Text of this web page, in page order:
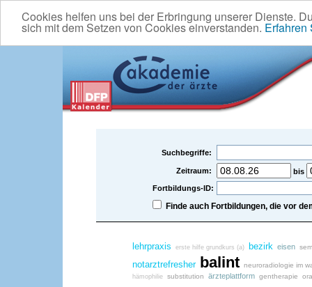
Cookies helfen uns bei der Erbringung unserer Dienste.
sich mit dem Setzen von Cookies einverstanden. Erfahren
Suchbegriffe:
Zeitraum:
bis
Fortbildungs-ID:
Finde auch Fortbildungen, die vor
lehrpraxis erste hilfe grundkurs (a) bezirk eisen
notarztrefresher balint neuroradiologie im
hämophilie substitution ärzteplattform gentherapie